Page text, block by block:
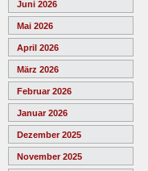
Juni 2026
Mai 2026
April 2026
März 2026
Februar 2026
Januar 2026
Dezember 2025
November 2025